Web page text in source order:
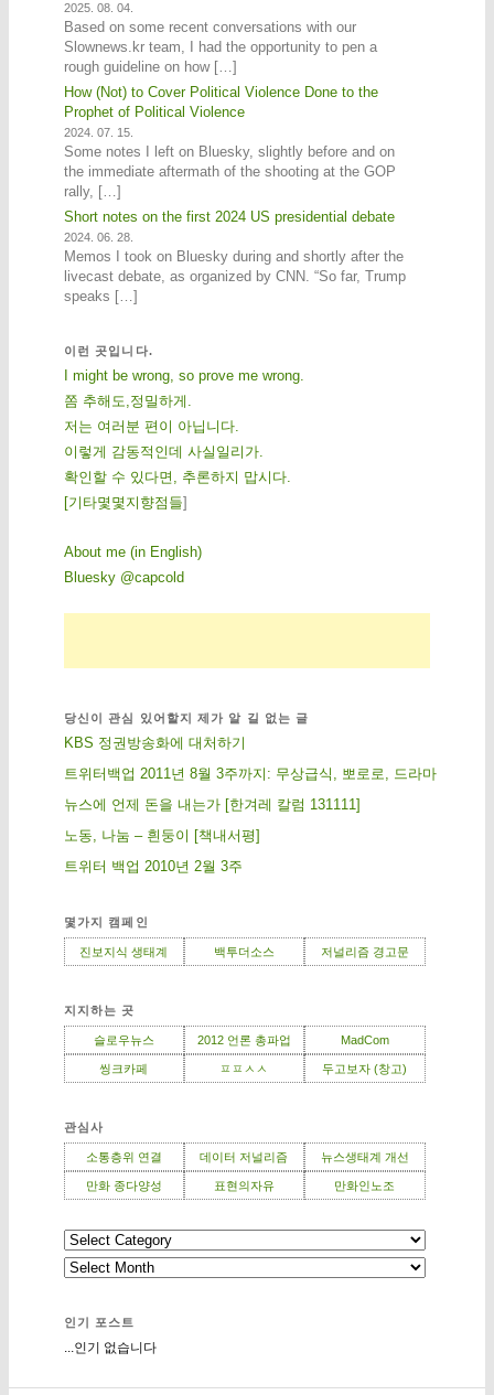
2025. 08. 04.
Based on some recent conversations with our
Slownews.kr team, I had the opportunity to pen a
rough guideline on how […]
How (Not) to Cover Political Violence Done to the
Prophet of Political Violence
2024. 07. 15.
Some notes I left on Bluesky, slightly before and on
the immediate aftermath of the shooting at the GOP
rally, […]
Short notes on the first 2024 US presidential debate
2024. 06. 28.
Memos I took on Bluesky during and shortly after the
livecast debate, as organized by CNN. “So far, Trump
speaks […]
이런 곳입니다.
I might be wrong, so prove me wrong.
쫌 추해도,정밀하게.
저는 여러분 편이 아닙니다.
이렇게 감동적인데 사실일리가.
확인할 수 있다면, 추론하지 맙시다.
[기 타몇 몇 지 향점 들]
About me (in English)
Bluesky @capcold
당신이 관심 있어할지 제가 알 길 없는 글
KBS 정권방송화에 대처하기
트위터백업 2011년 8월 3주까지: 무상급식, 뽀로로, 드라마
뉴스에 언제 돈을 내는가 [한겨레 칼럼 131111]
노동, 나눔 – 흰둥이 [책내서평]
트위터 백업 2010년 2월 3주
몇가지 캠페인
진보지식 생태계 백투더소스 저널리즘 경고문
지지하는 곳
슬로우뉴스 2012 언론 총파업 MadCom
씽크카페 ㅍㅍㅅㅅ 두고보자 (창고)
관심사
소통층위 연결 데이터 저널리즘 뉴스생태계 개선
만화 종다양성 표현의자유 만화인노조
인기 포스트
...인기 없습니다